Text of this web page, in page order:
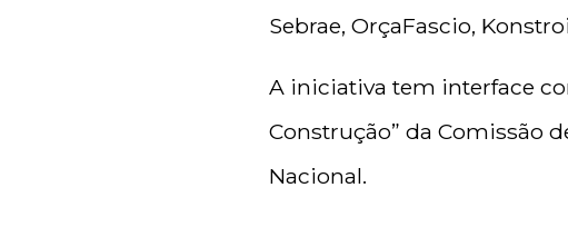
Sebrae, OrçaFascio,
A iniciativa tem interface
Construção” da Comissão
Nacional.